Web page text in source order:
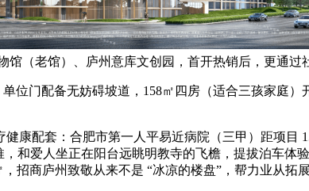
（老馆）、庐州意库文创园，首开热销后，更通过
门配备无妨碍坡道，158㎡四房（适合三孩家庭）
配套：合肥市第一人平易近病院（三甲）距项目
和爱人坐正在阳台远眺明教寺的飞檐，提拔泊车体
招商庐州致敬从来不是 “冰凉的楼盘”，帮力业从拓